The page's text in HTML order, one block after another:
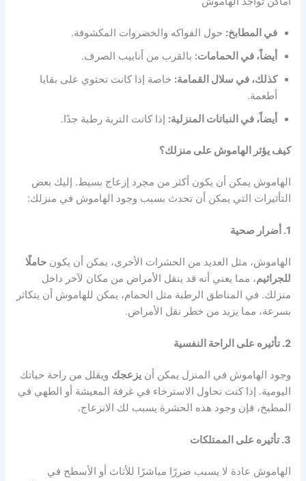
في المطابخ: حول الفواكه والخضروات المكشوفة.
أيضاً، في الحمامات: بالقرب من أنابيب الصرف.
كذلك، في سلال القمامة: خاصة إذا كانت تحتوي على بقايا
أطعمة.
أيضاً، في النباتات المنزلية: إذا كانت التربة رطبة جدًا.
كيف يؤثر الهاموش على منزلك؟
الهاموش يمكن أن يكون أكثر من مجرد إزعاج بسيط. إليك بعض
التأثيرات التي يمكن أن تحدث بسبب وجود الهاموش في منزلك:
1. أضرار صحية
الهاموش، مثل العديد من الحشرات الأخرى، يمكن أن يكونحاملًا
للجراثيم، مما يعني أنه قد ينقل الأمراض من مكان لآخر داخل
منزلك. في المناطق الرطبة مثل الحمام، يمكن للهاموش أن يتكاثر
بسرعة، مما يزيد من خطر نقل الأمراض.
2. تأثيره على الراحة النفسية
وجود الهاموش في المنزل يمكن أنيزعجك ويقلل من راحة حياتك
اليومية. إذا كنت تحاول الاسترخاء في غرفة المعيشة أو الطهي في
المطبخ، فإن وجود هذه الحشرة يسبب لك الانزعاج.
3. تأثيره على الممتلكات
الهاموش عادة لا يسبب ضررًا مباشرًا للأثاث أو الأسطح في